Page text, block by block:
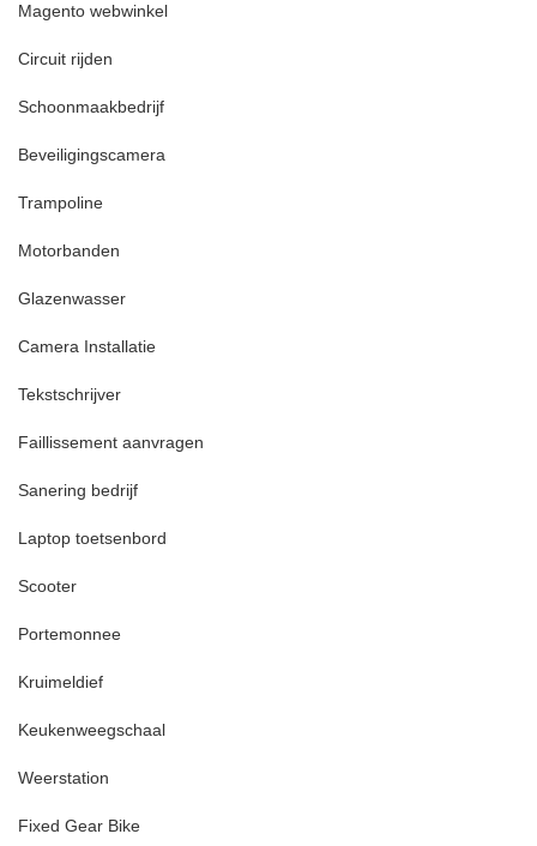
Magento webwinkel
Circuit rijden
Schoonmaakbedrijf
Beveiligingscamera
Trampoline
Motorbanden
Glazenwasser
Camera Installatie
Tekstschrijver
Faillissement aanvragen
Sanering bedrijf
Laptop toetsenbord
Scooter
Portemonnee
Kruimeldief
Keukenweegschaal
Weerstation
Fixed Gear Bike